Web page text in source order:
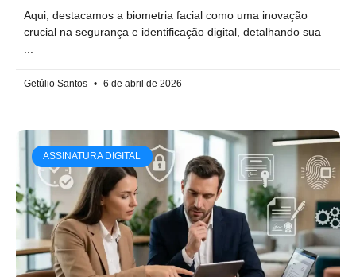
Aqui, destacamos a biometria facial como uma inovação
crucial na segurança e identificação digital, detalhando sua
Getúlio Santos 6 de abril de 2026
ASSINATURA DIGITAL